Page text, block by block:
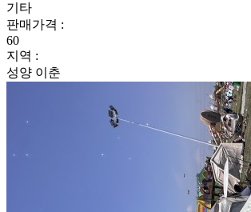
기타
판매가격 :
60
지역 :
성양 이춘